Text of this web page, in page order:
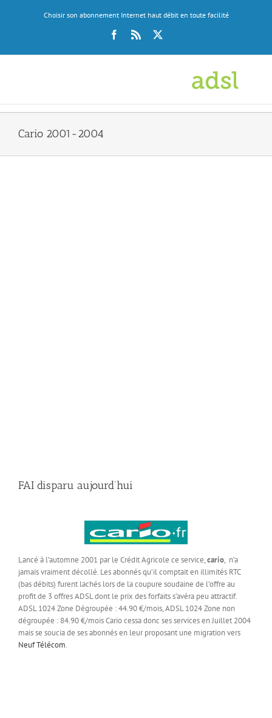
Choisir son abonnement Internet haut débit en toute facilité
Facebook
Rss
Cario 2001-2004
FAI disparu aujourd’hui
Lancé à l’automne 2001 par le Crédit Agricole ce service,cario, n’a
jamais vraiment décollé. Les abonnés qu’il comptait en illimités RTC
(bas débits) furent lachés lors de la coupure soudaine de l’offre au
profit de 3 offres ADSL dont le prix des forfaits s’avéra peu attractif.
ADSL 1024 Zone Dégroupée : 44.90 €/mois, ADSL 1024 Zone non
dégroupée : 84.90 €/mois Cario cessa donc ses services en Juillet 2004
mais se soucia de ses abonnés en leur proposant une migration vers
Neuf Télécom.